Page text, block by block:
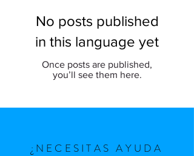
No posts published
in this language yet
Once posts are published,
you’ll see them here.
¿NECESITAS AYUDA